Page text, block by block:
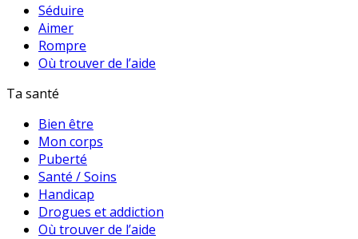
Séduire
Aimer
Rompre
Où trouver de l’aide
Ta santé
Bien être
Mon corps
Puberté
Santé / Soins
Handicap
Drogues et addiction
Où trouver de l’aide